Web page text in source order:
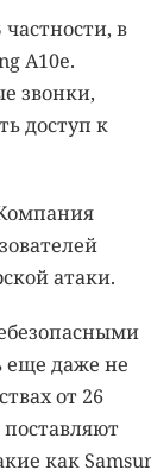
в
A10e.
звонки,
доступ к
атаки.
еще даже не
от 26
как